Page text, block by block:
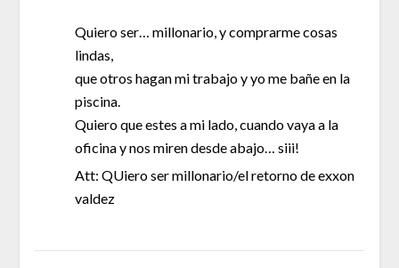
Quiero ser… millonario, y comprarme cosas
lindas,
que otros hagan mi trabajo y yo me bañe en la
piscina.
Quiero que estes a mi lado, cuando vaya a la
oficina y nos miren desde abajo… siii!
Att: QUiero ser millonario/el retorno de exxon
valdez